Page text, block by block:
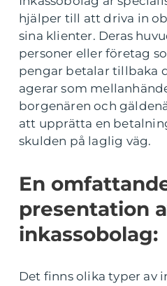
hjälper till att driva in
sina klienter. Deras
personer eller företag
pengar betalar tillbaka
agerar som
borgenären och
att upprätta en
skulden på laglig väg.
En
presentation
inkassobolag:
Det finns olika typer av